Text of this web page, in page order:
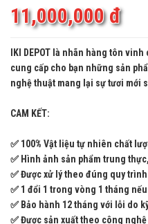
11,000,000 đ
IKI DEPOT là nhãn hàng tôn
cung cấp cho bạn những sản
nghệ thuật mang lại sự tươi mới
CAM KẾT:
✅ 100% Vật liệu tự nhiên chất
✅ Hình ảnh sản phẩm trung
✅ Được xử lý theo đúng quy
✅ 1 đổi 1 trong vòng 1 tháng
✅ Bảo hành 12 tháng với lỗi do
✅ Được sản xuất theo công